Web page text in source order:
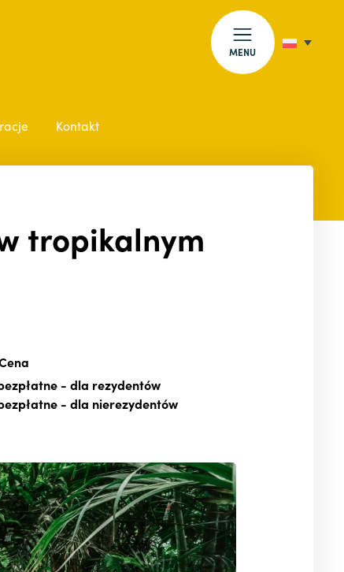
MENU
Kontakt
tropikalnym
- dla rezydentów
- dla nierezydentów